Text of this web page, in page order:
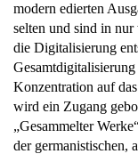
modern edierten
selten und sind in
die Digitalisierung
Konzentration auf
wird ein Zugang
„Gesammelter
der germanistischen,